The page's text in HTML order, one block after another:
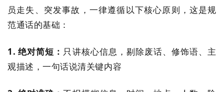
员走失、突发事故，一律遵循以下核心原则，这是规
范通话的基础：
1. 绝对简短： 只讲核心信息，剔除废话、修饰语、主
观描述，一句话说清关键内容